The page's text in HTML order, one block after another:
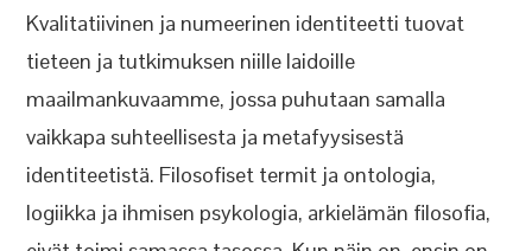
Kvalitatiivinen ja numeerinen identiteetti tuovat
tieteen ja tutkimuksen niille laidoille
maailmankuvaamme, jossa puhutaan samalla
vaikkapa suhteellisesta ja metafyysisestä
identiteetistä. Filosofiset termit ja ontologia,
logiikka ja ihmisen psykologia, arkielämän filosofia,